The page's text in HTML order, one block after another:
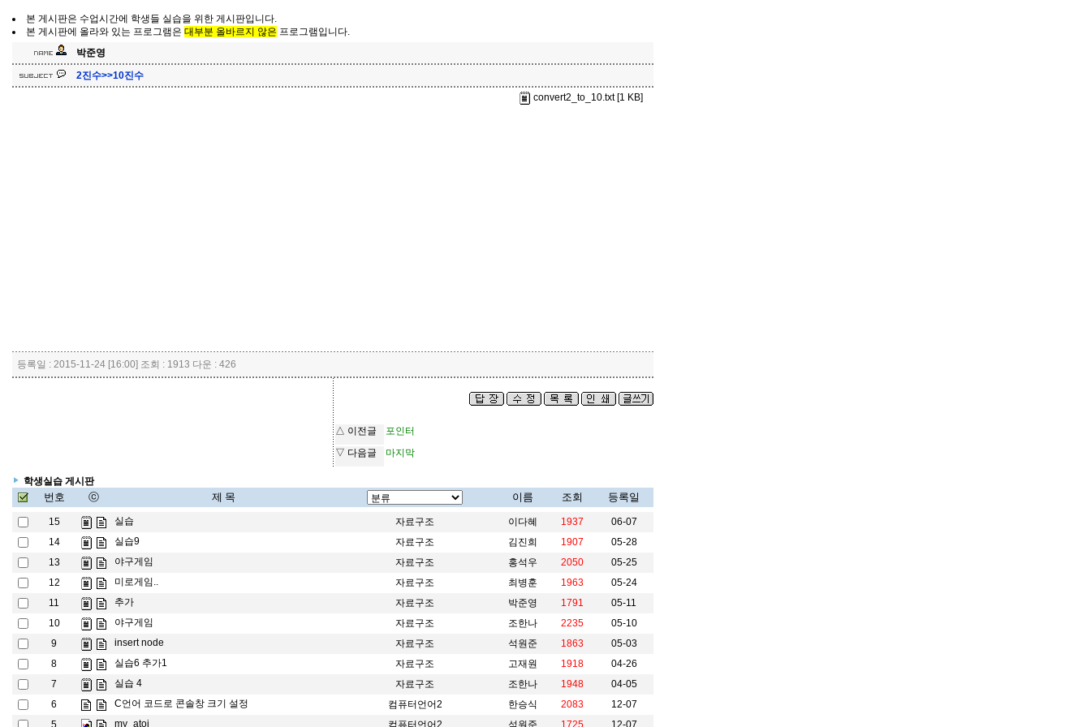
본 게시판은 수업시간에 학생들 실습을 위한 게시판입니다.
본 게시판에 올라와 있는 프로그램은 대부분 올바르지 않은 프로그램입니다.
박준영
2진수>>10진수
convert2_to_10.txt [1 KB]
등록일 : 2015-11-24 [16:00] 조회 : 1913 다운 : 426
△ 이전글
포인터
▽ 다음글
마지막
학생실습 게시판
번호 ⓒ 제 목 이름 조회 등록일
15 실습 자료구조 이다혜 1937
06-07
14
실습9 자료구조 김진희 1907
05-28
13
야구게임 자료구조 홍석우 2050
05-25
12
미로게임.. 자료구조 최병훈 1963
05-24
11
추가 자료구조 박준영 1791
05-11
10
야구게임 자료구조 조한나 2235
05-10
9
insert node 자료구조 석원준 1863
05-03
8
실습6 추가1 자료구조 고재원 1918
04-26
7
실습 4 자료구조 조한나 1948
04-05
6
C언어 코드로 콘솔창 크기 설정 컴퓨터언어2 한승식 2083
12-07
5
my_atoi 컴퓨터언어2 석원준 1725 12-07